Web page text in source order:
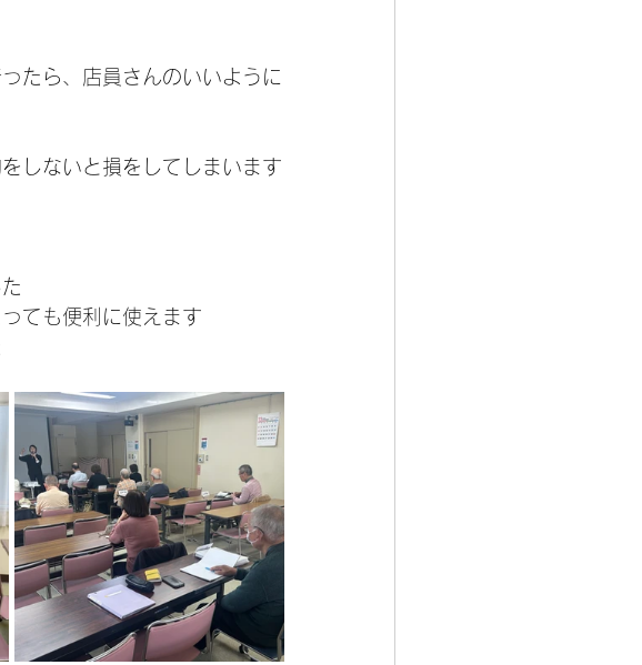
たら、店員さんのいいように
しないと損をしてしまいます
ても便利に使えます